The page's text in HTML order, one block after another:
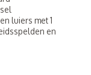
luiers met 1
en